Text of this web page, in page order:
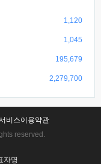
1,120
1,045
195,679
2,279,700
비스이용약관
reserved.
자명